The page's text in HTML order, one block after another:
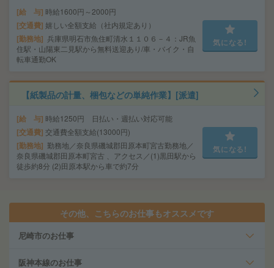
給 与 時給1600円～2000円
交通費 嬉しい全額支給（社内規定あり）
勤務地 兵庫県明石市魚住町清水１１０６－４：JR魚
住駅・山陽東二見駅から無料送迎あり/車・バイク・自
転車通勤OK
気になる!
【紙製品の計量、梱包などの単純作業】[派遣]
給 与 時給1250円 日払い・週払い対応可能
交通費 交通費全額支給(13000円)
勤務地 勤務地／奈良県磯城郡田原本町宮古勤務地／
奈良県磯城郡田原本町宮古 、アクセス／(1)黒田駅から
徒歩約8分 (2)田原本駅から車で約7分
気になる!
その他、こちらのお仕事もオススメです
尼崎市のお仕事
阪神本線のお仕事